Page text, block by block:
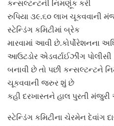
કન્સલ્ટન્ટની નિમણૂંક કરી
રુપિયા ૩૯.૬૦ લાખ ચૂકવવાની
સ્ટેન્ડિંગ કમિટીમાં બ્રેક
મારવામાં આવી છે.કોર્પોરેશનના
આઉટડોર એડવર્ટાઈઝીંગ પોલીસી
બનાવી છે તો પછી કન્સલ્ટન્ટને
ચૂકવવાની જરુર શું છે
કહી દરખાસ્તને હાલ પુરતી
સ્ટેન્ડિંગ કમિટીના ચેરમેન દેવાંગ